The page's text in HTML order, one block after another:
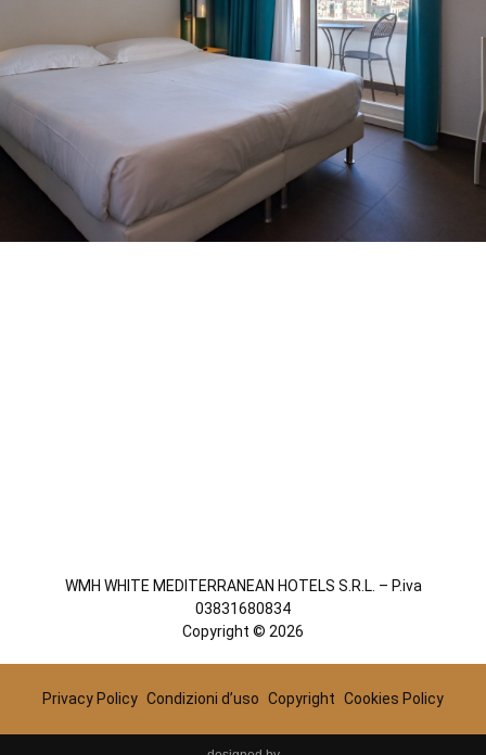
WMH WHITE MEDITERRANEAN HOTELS S.R.L. – P.iva
03831680834
Copyright © 2026
Privacy Policy Condizioni d’uso Copyright Cookies Policy